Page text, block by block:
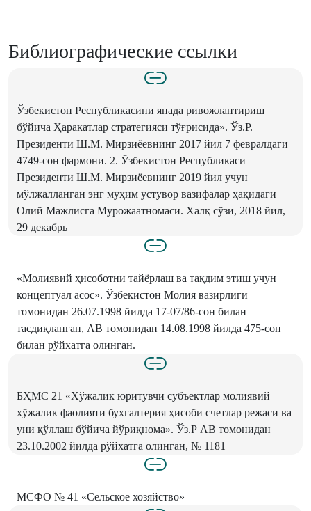
Библиографические ссылки
Ўзбекистон Республикасини янада ривожлантириш
бўйича Ҳаракатлар стратегияси тўғрисида». Ўз.Р.
Президенти Ш.М. Мирзиёевнинг 2017 йил 7 февралдаги
4749-сон фармони. 2. Ўзбекистон Республикаси
Президенти Ш.М. Мирзиёевнинг 2019 йил учун
мўлжалланган энг муҳим устувор вазифалар ҳақидаги
Олий Мажлисга Мурожаатномаси. Халқ сўзи, 2018 йил,
29 декабрь
«Молиявий ҳисоботни тайёрлаш ва тақдим этиш учун
концептуал асос». Ўзбекистон Молия вазирлиги
томонидан 26.07.1998 йилда 17-07/86-сон билан
тасдиқланган, АВ томонидан 14.08.1998 йилда 475-сон
билан рўйхатга олинган.
БҲМС 21 «Хўжалик юритувчи субъектлар молиявий
хўжалик фаолияти бухгалтерия ҳисоби счетлар режаси ва
уни қўллаш бўйича йўриқнома». Ўз.Р АВ томонидан
23.10.2002 йилда рўйхатга олинган, № 1181
МСФО № 41 «Сельское хозяйство»